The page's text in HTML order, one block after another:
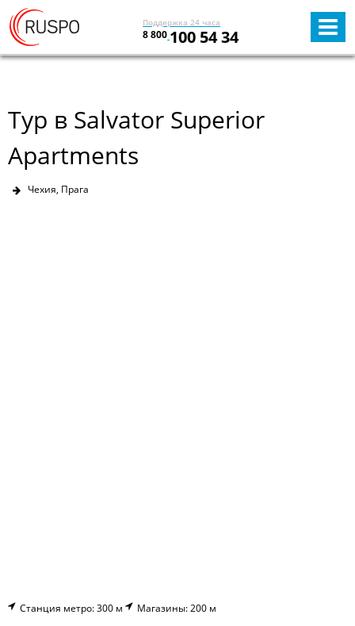
Поддержка 24 часа
8 800 100 54 34
Тур в Salvator Superior
Apartments
Чехия, Прага
Станция метро: 300 м Магазины: 200 м